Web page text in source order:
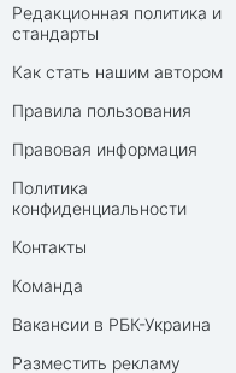
Редакционная политика и
стандарты
Как стать нашим автором
Правила пользования
Правовая информация
Политика
конфиденциальности
Контакты
Команда
Вакансии в РБК-Украина
Разместить рекламу